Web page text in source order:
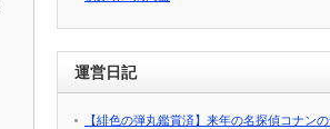
運営日記
【緋色の弾丸鑑賞済】来年の名探偵コナン